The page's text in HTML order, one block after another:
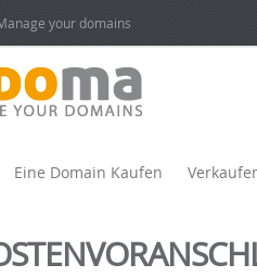
your domains
Eine Domain Kaufen